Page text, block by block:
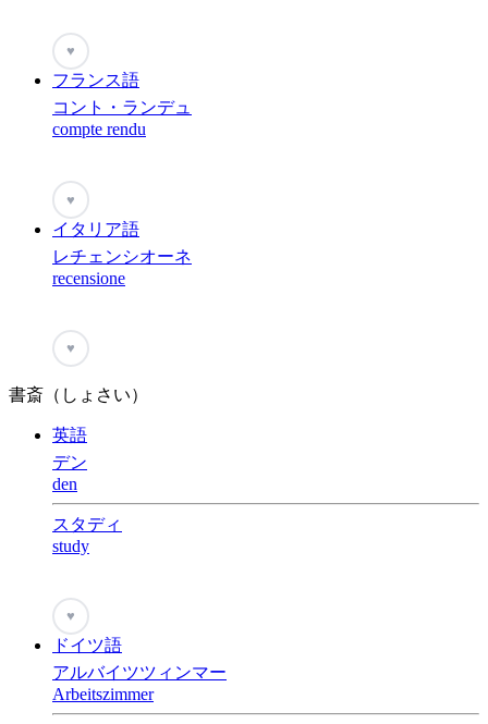
♥
フランス語
コント・ランデュ
compte rendu
♥
イタリア語
レチェンシオーネ
recensione
♥
書斎（しょさい）
英語
デン
den
スタディ
study
♥
ドイツ語
アルバイツツィンマー
Arbeitszimmer